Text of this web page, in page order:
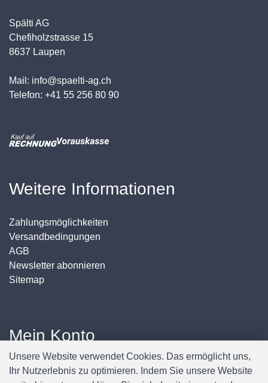
Spälti AG
Chefiholzstrasse 15
8637 Laupen
Mail: info@spaelti-ag.ch
Telefon: +41 55 256 80 90
Weitere Informationen
Zahlungsmöglichkeiten
Versandbedingungen
AGB
Newsletter abonnieren
Sitemap
Mein Konto
Anmelden / Registrieren
Unsere Website verwendet Cookies. Das ermöglicht uns,
Ihr Nutzerlebnis zu optimieren. Indem Sie unsere Website